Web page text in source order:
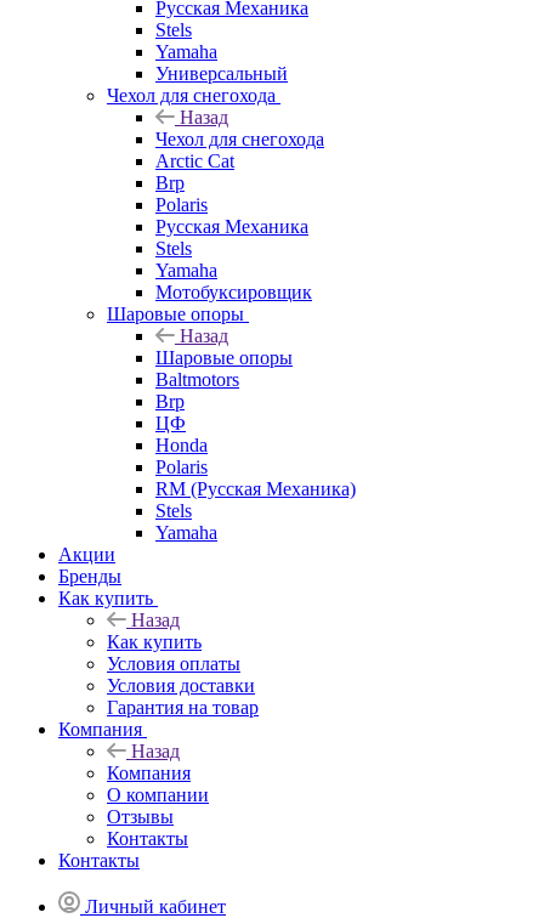
Русская Механика
Stels
Yamaha
Универсальный
Чехол для снегохода
Назад
Чехол для снегохода
Arctic Cat
Brp
Polaris
Русская Механика
Stels
Yamaha
Мотобуксировщик
Шаровые опоры
Назад
Шаровые опоры
Baltmotors
Brp
ЦФ
Honda
Polaris
RM (Русская Механика)
Stels
Yamaha
Акции
Бренды
Как купить
Назад
Как купить
Условия оплаты
Условия доставки
Гарантия на товар
Компания
Назад
Компания
О компании
Отзывы
Контакты
Контакты
Личный кабинет